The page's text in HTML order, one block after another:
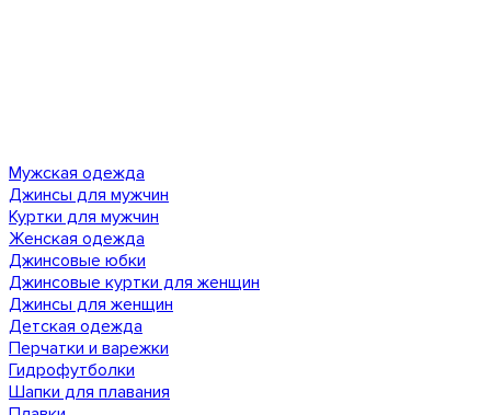
Мужская одежда
Джинсы для мужчин
Куртки для мужчин
Женская одежда
Джинсовые юбки
Джинсовые куртки для женщин
Джинсы для женщин
Детская одежда
Перчатки и варежки
Гидрофутболки
Шапки для плавания